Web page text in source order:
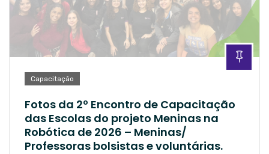
Capacitação
Fotos da 2º Encontro de Capacitação
das Escolas do projeto Meninas na
Robótica de 2026 – Meninas/
Professoras bolsistas e voluntárias.